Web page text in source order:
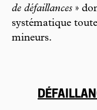
de défaillances »
systématique
mineurs.